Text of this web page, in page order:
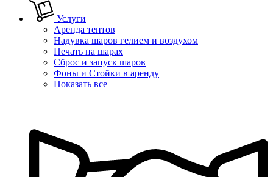
Услуги
Аренда тентов
Надувка шаров гелием и воздухом
Печать на шарах
Сброс и запуск шаров
Фоны и Стойки в аренду
Показать все